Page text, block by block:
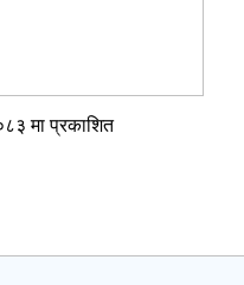
मा प्रकाशित